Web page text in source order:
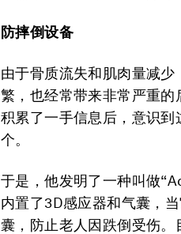
防摔倒设备
由于骨质流失和肌肉量减
繁，也经常带来非常严重的
积累了一手信息后，意识
个。
于是，他发明了一种叫做
内置了3D感应器和气囊，
囊，防止老人因跌倒受伤